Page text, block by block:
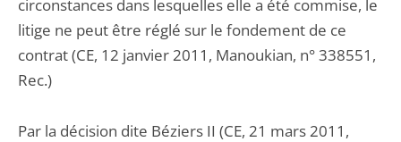
circonstances dans lesquelles elle a été commise, le
litige ne peut être réglé sur le fondement de ce
contrat (CE, 12 janvier 2011, Manoukian, n° 338551,
Rec.)
Par la décision dite Béziers II (CE, 21 mars 2011,